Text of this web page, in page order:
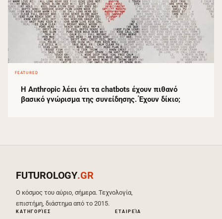
FEATURED
Η Anthropic λέει ότι τα chatbots έχουν πιθανό
βασικό γνώρισμα της συνείδησης. Έχουν δίκιο;
FUTUROLOGY.GR
Ο κόσμος του αύριο, σήμερα. Τεχνολογία,
επιστήμη, διάστημα από το 2015.
ΚΑΤΗΓΟΡΊΕΣ ΕΤΑΙΡΕΊΑ